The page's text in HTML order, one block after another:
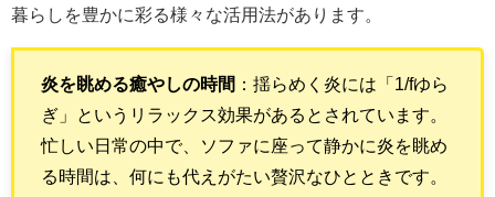
暮らしを豊かに彩る様々な活用法があります。
炎を眺める癒やしの時間 ：揺らめく炎には「1/fゆら
ぎ」というリラックス効果があるとされています。
忙しい日常の中で、ソファに座って静かに炎を眺め
る時間は、何にも代えがたい贅沢なひとときです。